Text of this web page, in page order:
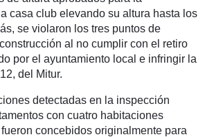
casa club elevando su altura hasta los
se violaron los tres puntos de
al no cumplir con el retiro
por el ayuntamiento local e infringir la
del Mitur.
detectadas en la inspección
con cuatro habitaciones
concebidos originalmente para